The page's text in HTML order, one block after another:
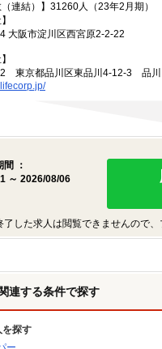
（連結）】31260人（23年2月期）
大阪市淀川区西宮原2-2-22
東京都品川区東品川4-12-3 品川
：
～ 2026/08/06
した求人は閲覧できませんので、
連する条件で探す
を探す